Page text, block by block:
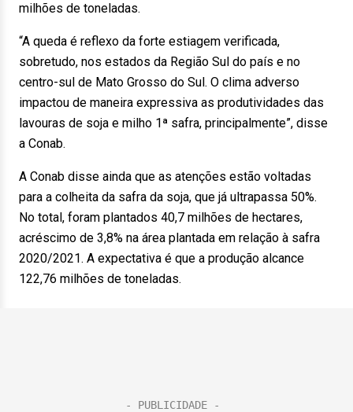
milhões de toneladas.
“A queda é reflexo da forte estiagem verificada,
sobretudo, nos estados da Região Sul do país e no
centro-sul de Mato Grosso do Sul. O clima adverso
impactou de maneira expressiva as produtividades das
lavouras de soja e milho 1ª safra, principalmente”, disse
a Conab.
A Conab disse ainda que as atenções estão voltadas
para a colheita da safra da soja, que já ultrapassa 50%.
No total, foram plantados 40,7 milhões de hectares,
acréscimo de 3,8% na área plantada em relação à safra
2020/2021. A expectativa é que a produção alcance
122,76 milhões de toneladas.